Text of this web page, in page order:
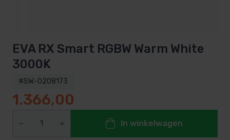
EVA RX Smart RGBW Warm White
3000K
#SW-0208173
1.366,00
In winkelwagen